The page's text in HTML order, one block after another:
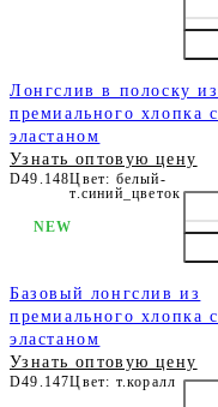
Лонгслив в полоску из
премиального хлопка с
эластаном
Узнать оптовую цену
D49.148Цвет: белый-
т.синий_цветок
Базовый лонгслив из
премиального хлопка с
эластаном
Узнать оптовую цену
D49.147Цвет: т.коралл
NEW